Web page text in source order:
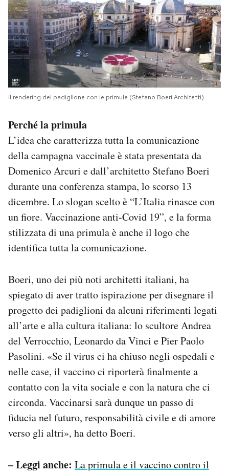
Il rendering del padiglione con le primule (Stefano Boeri Architetti)
Perché la primula
L’idea che caratterizza tutta la comunicazione
della campagna vaccinale è stata presentata da
Domenico Arcuri e dall’architetto Stefano Boeri
durante una conferenza stampa, lo scorso 13
dicembre. Lo slogan scelto è “L’Italia rinasce con
un fiore. Vaccinazione anti-Covid 19”, e la forma
stilizzata di una primula è anche il logo che
identifica tutta la comunicazione.
Boeri, uno dei più noti architetti italiani, ha
spiegato di aver tratto ispirazione per disegnare il
progetto dei padiglioni da alcuni riferimenti legati
all’arte e alla cultura italiana: lo scultore Andrea
del Verrocchio, Leonardo da Vinci e Pier Paolo
Pasolini. «Se il virus ci ha chiuso negli ospedali e
nelle case, il vaccino ci riporterà finalmente a
contatto con la vita sociale e con la natura che ci
circonda. Vaccinarsi sarà dunque un passo di
fiducia nel futuro, responsabilità civile e di amore
verso gli altri», ha detto Boeri.
– Leggi anche: La primula e il vaccino contro il